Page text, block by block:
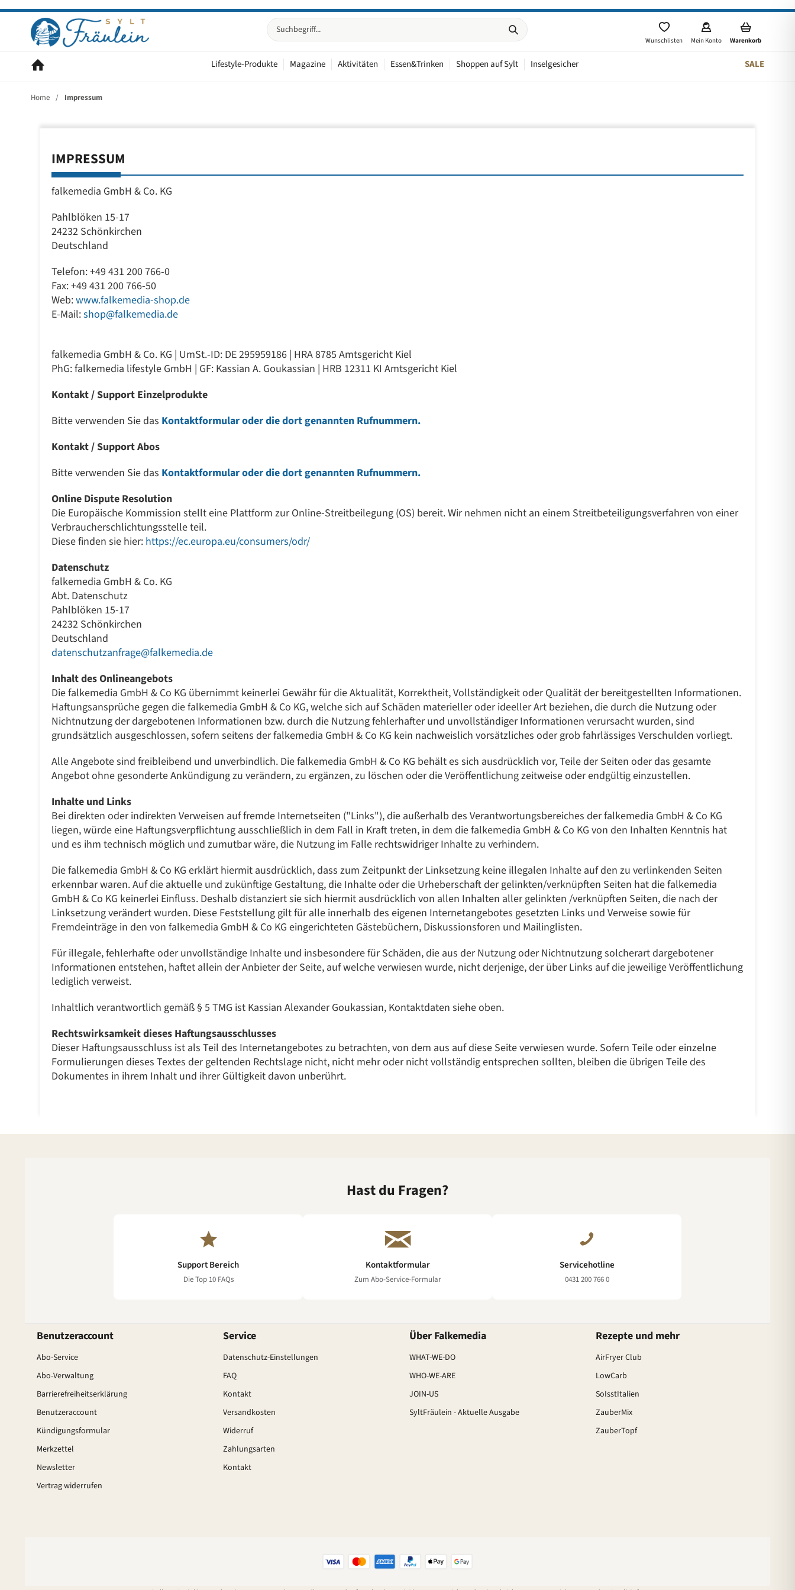
Wunschlisten Mein Konto Warenkorb
Lifestyle-Produkte Magazine Aktivitäten Essen&Trinken Shoppen auf Sylt Inselgesicher SALE
Home / Impressum
IMPRESSUM
falkemedia GmbH & Co. KG
Pahlblöken 15-17
24232 Schönkirchen
Deutschland
Telefon: +49 431 200 766-0
Fax: +49 431 200 766-50
Web:www.falkemedia-shop.de
E-Mail:shop@falkemedia.de
falkemedia GmbH & Co. KG | UmSt.-ID: DE 295959186 | HRA 8785 Amtsgericht Kiel
PhG: falkemedia lifestyle GmbH | GF: Kassian A. Goukassian | HRB 12311 KI Amtsgericht Kiel
Kontakt / Support Einzelprodukte
Bitte verwenden Sie das Kontaktformular oder die dort genannten Rufnummern.
Kontakt / Support Abos
Bitte verwenden Sie das Kontaktformular oder die dort genannten Rufnummern.
Online Dispute Resolution
Die Europäische Kommission stellt eine Plattform zur Online-Streitbeilegung (OS) bereit. Wir nehmen nicht an einem Streitbeteiligungsverfahren von einer
Verbraucherschlichtungsstelle teil.
Diese finden sie hier: https://ec.europa.eu/consumers/odr/
Datenschutz
falkemedia GmbH & Co. KG
Abt. Datenschutz
Pahlblöken 15-17
24232 Schönkirchen
Deutschland
datenschutzanfrage@falkemedia.de
Inhalt des Onlineangebots
Die falkemedia GmbH & Co KG übernimmt keinerlei Gewähr für die Aktualität, Korrektheit, Vollständigkeit oder Qualität der bereitgestellten Informationen.
Haftungsansprüche gegen die falkemedia GmbH & Co KG, welche sich auf Schäden materieller oder ideeller Art beziehen, die durch die Nutzung oder
Nichtnutzung der dargebotenen Informationen bzw. durch die Nutzung fehlerhafter und unvollständiger Informationen verursacht wurden, sind
grundsätzlich ausgeschlossen, sofern seitens der falkemedia GmbH & Co KG kein nachweislich vorsätzliches oder grob fahrlässiges Verschulden vorliegt.
Alle Angebote sind freibleibend und unverbindlich. Die falkemedia GmbH & Co KG behält es sich ausdrücklich vor, Teile der Seiten oder das gesamte
Angebot ohne gesonderte Ankündigung zu verändern, zu ergänzen, zu löschen oder die Veröffentlichung zeitweise oder endgültig einzustellen.
Inhalte und Links
Bei direkten oder indirekten Verweisen auf fremde Internetseiten ("Links"), die außerhalb des Verantwortungsbereiches der falkemedia GmbH & Co KG
liegen, würde eine Haftungsverpflichtung ausschließlich in dem Fall in Kraft treten, in dem die falkemedia GmbH & Co KG von den Inhalten Kenntnis hat
und es ihm technisch möglich und zumutbar wäre, die Nutzung im Falle rechtswidriger Inhalte zu verhindern.
Die falkemedia GmbH & Co KG erklärt hiermit ausdrücklich, dass zum Zeitpunkt der Linksetzung keine illegalen Inhalte auf den zu verlinkenden Seiten
erkennbar waren. Auf die aktuelle und zukünftige Gestaltung, die Inhalte oder die Urheberschaft der gelinkten/verknüpften Seiten hat die falkemedia
GmbH & Co KG keinerlei Einfluss. Deshalb distanziert sie sich hiermit ausdrücklich von allen Inhalten aller gelinkten /verknüpften Seiten, die nach der
Linksetzung verändert wurden. Diese Feststellung gilt für alle innerhalb des eigenen Internetangebotes gesetzten Links und Verweise sowie für
Fremdeinträge in den von falkemedia GmbH & Co KG eingerichteten Gästebüchern, Diskussionsforen und Mailinglisten.
Für illegale, fehlerhafte oder unvollständige Inhalte und insbesondere für Schäden, die aus der Nutzung oder Nichtnutzung solcherart dargebotener
Informationen entstehen, haftet allein der Anbieter der Seite, auf welche verwiesen wurde, nicht derjenige, der über Links auf die jeweilige Veröffentlichung
lediglich verweist.
Inhaltlich verantwortlich gemäß § 5 TMG ist Kassian Alexander Goukassian, Kontaktdaten siehe oben.
Rechtswirksamkeit dieses Haftungsausschlusses
Dieser Haftungsausschluss ist als Teil des Internetangebotes zu betrachten, von dem aus auf diese Seite verwiesen wurde. Sofern Teile oder einzelne
Formulierungen dieses Textes der geltenden Rechtslage nicht, nicht mehr oder nicht vollständig entsprechen sollten, bleiben die übrigen Teile des
Dokumentes in ihrem Inhalt und ihrer Gültigkeit davon unberührt.
Hast du Fragen?
Support Bereich
Die Top 10 FAQs
Kontaktformular
Zum Abo-Service-Formular
Servicehotline
0431 200 766 0
Benutzeraccount
Abo-Service
Abo-Verwaltung
Barrierefreiheitserklärung
Benutzeraccount
Kündigungsformular
Merkzettel
Newsletter
Vertrag widerrufen
Service
Datenschutz-Einstellungen
FAQ
Kontakt
Versandkosten
Widerruf
Zahlungsarten
Kontakt
Über Falkemedia
WHAT-WE-DO
WHO-WE-ARE
JOIN-US
SyltFräulein - Aktuelle Ausgabe
Rezepte und mehr
AirFryer Club
LowCarb
SoIsstItalien
ZauberMix
ZauberTopf